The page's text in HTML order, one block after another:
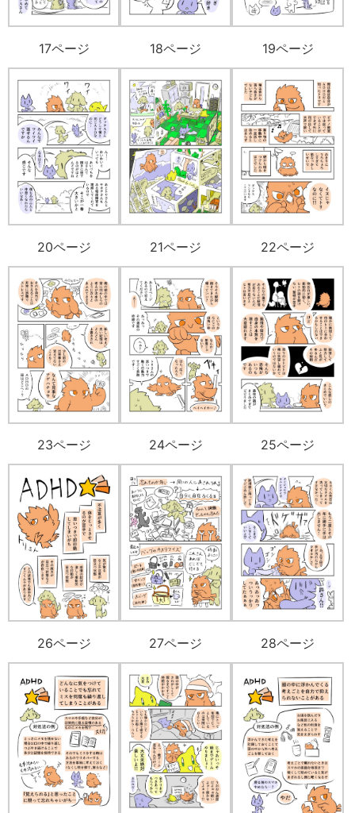
17ページ 18ページ 19ページ
20ページ 21ページ 22ページ
23ページ 24ページ 25ページ
26ページ 27ページ 28ページ